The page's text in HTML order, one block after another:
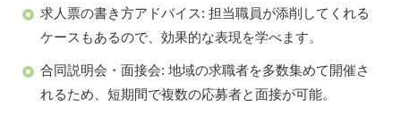
求人票の書き方アドバイス: 担当職員が添削してくれる
ケースもあるので、効果的な表現を学べます。
合同説明会・面接会: 地域の求職者を多数集めて開催さ
れるため、短期間で複数の応募者と面接が可能。